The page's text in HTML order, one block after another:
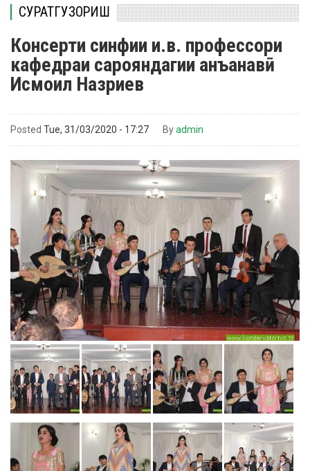
СУРАТГУЗОРИШ
Консерти синфии и.в. профессори
кафедраи сарояндагии анъанавӣ
Исмоил Назриев
Posted Tue, 31/03/2020 - 17:27 Byadmin